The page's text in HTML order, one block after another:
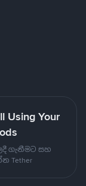
Using Your
ගැනීමට සහ
Tether